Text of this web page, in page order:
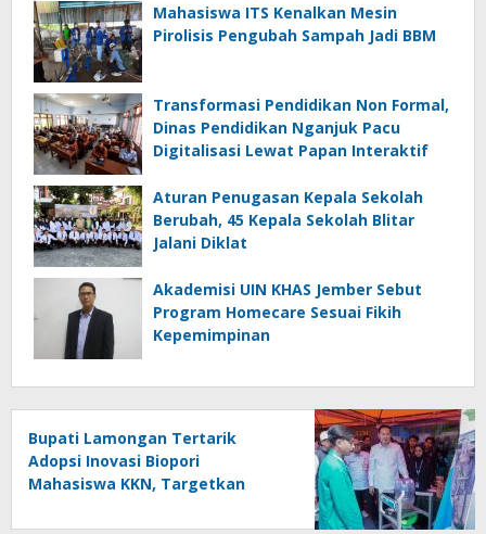
Mahasiswa ITS Kenalkan Mesin
Pirolisis Pengubah Sampah Jadi BBM
Transformasi Pendidikan Non Formal,
Dinas Pendidikan Nganjuk Pacu
Digitalisasi Lewat Papan Interaktif
Aturan Penugasan Kepala Sekolah
Berubah, 45 Kepala Sekolah Blitar
Jalani Diklat
Akademisi UIN KHAS Jember Sebut
Program Homecare Sesuai Fikih
Kepemimpinan
Bupati Lamongan Tertarik
Adopsi Inovasi Biopori
Mahasiswa KKN, Targetkan